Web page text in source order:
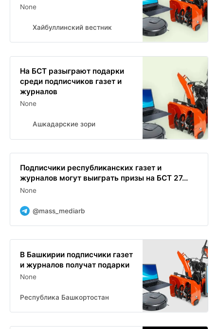
None
Хайбуллинский вестник
На БСТ разыграют подарки
среди подписчиков газет и
журналов
None
Ашкадарские зори
Подписчики республиканских газет и
журналов могут выиграть призы на БСТ 27...
None
@mass_mediarb
В Башкирии подписчики газет
и журналов получат подарки
None
Республика Башкортостан